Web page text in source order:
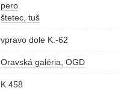
pero
štetec, tuš
vpravo dole K.-62
Oravská galéria, OGD
K 458